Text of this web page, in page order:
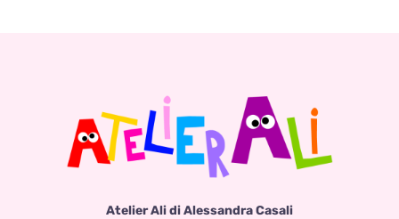
Atelier Ali di Alessandra Casali